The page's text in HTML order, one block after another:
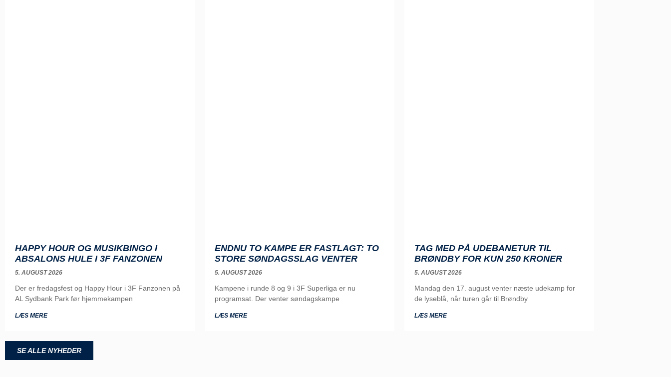
HAPPY HOUR OG MUSIKBINGO I
ABSALONS HULE I 3F FANZONEN
5. AUGUST 2026
Der er fredagsfest og Happy Hour i 3F Fanzonen på
AL Sydbank Park før hjemmekampen
LÆS MERE
ENDNU TO KAMPE ER FASTLAGT: TO
STORE SØNDAGSSLAG VENTER
5. AUGUST 2026
Kampene i runde 8 og 9 i 3F Superliga er nu
programsat. Der venter søndagskampe
LÆS MERE
TAG MED PÅ UDEBANETUR TIL
BRØNDBY FOR KUN 250 KRONER
5. AUGUST 2026
Mandag den 17. august venter næste udekamp for
de lyseblå, når turen går til Brøndby
LÆS MERE
SE ALLE NYHEDER